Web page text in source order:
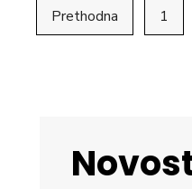
stranica
Prethodna 1